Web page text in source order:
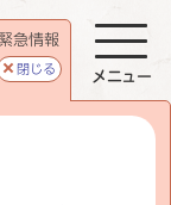
緊急情報
閉じる
メニュー